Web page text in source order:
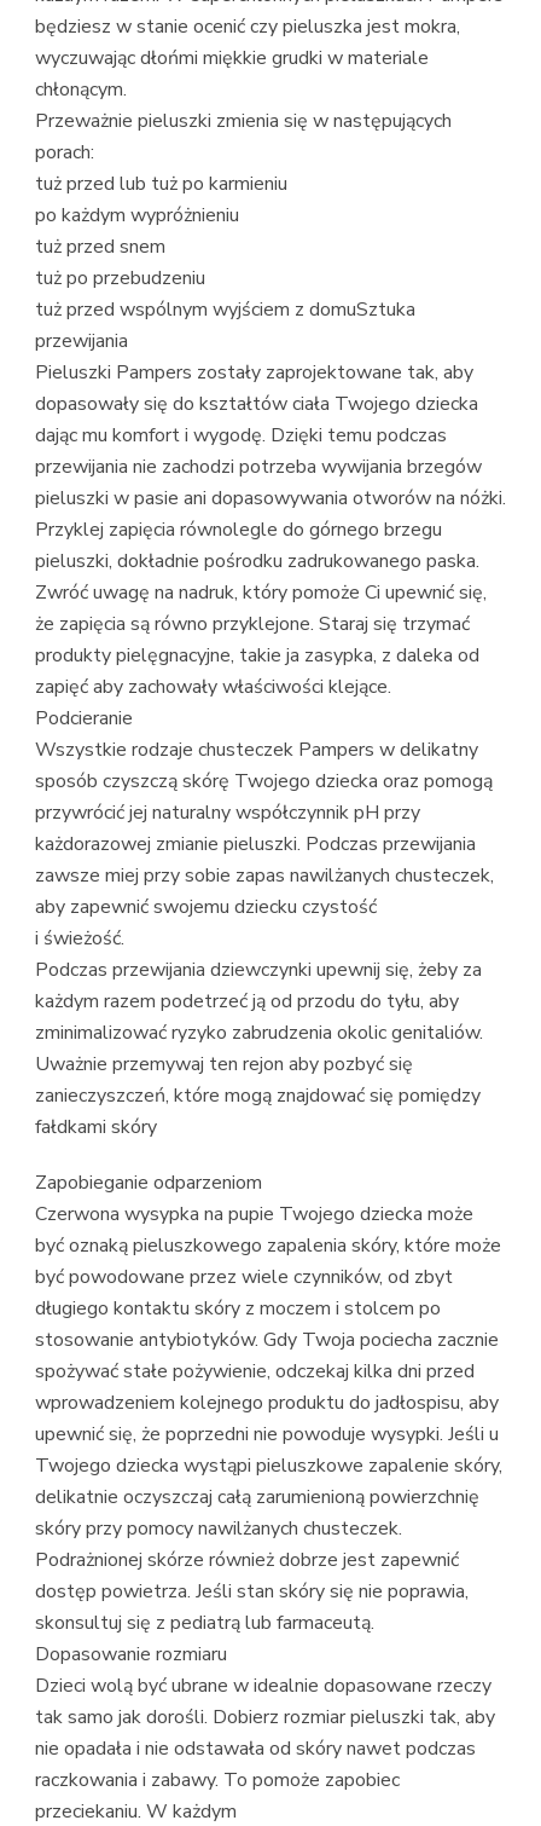
będziesz w stanie ocenić czy pieluszka jest mokra,
wyczuwając dłońmi miękkie grudki w materiale
chłonącym.
Przeważnie pieluszki zmienia się w następujących
porach:
tuż przed lub tuż po karmieniu
po każdym wypróżnieniu
tuż przed snem
tuż po przebudzeniu
tuż przed wspólnym wyjściem z domuSztuka
przewijania
Pieluszki Pampers zostały zaprojektowane tak, aby
dopasowały się do kształtów ciała Twojego dziecka
dając mu komfort i wygodę. Dzięki temu podczas
przewijania nie zachodzi potrzeba wywijania brzegów
pieluszki w pasie ani dopasowywania otworów na nóżki.
Przyklej zapięcia równolegle do górnego brzegu
pieluszki, dokładnie pośrodku zadrukowanego paska.
Zwróć uwagę na nadruk, który pomoże Ci upewnić się,
że zapięcia są równo przyklejone. Staraj się trzymać
produkty pielęgnacyjne, takie ja zasypka, z daleka od
zapięć aby zachowały właściwości klejące.
Podcieranie
Wszystkie rodzaje chusteczek Pampers w delikatny
sposób czyszczą skórę Twojego dziecka oraz pomogą
przywrócić jej naturalny współczynnik pH przy
każdorazowej zmianie pieluszki. Podczas przewijania
zawsze miej przy sobie zapas nawilżanych chusteczek,
aby zapewnić swojemu dziecku czystość
i świeżość.
Podczas przewijania dziewczynki upewnij się, żeby za
każdym razem podetrzeć ją od przodu do tyłu, aby
zminimalizować ryzyko zabrudzenia okolic genitaliów.
Uważnie przemywaj ten rejon aby pozbyć się
zanieczyszczeń, które mogą znajdować się pomiędzy
fałdkami skóry
Zapobieganie odparzeniom
Czerwona wysypka na pupie Twojego dziecka może
być oznaką pieluszkowego zapalenia skóry, które może
być powodowane przez wiele czynników, od zbyt
długiego kontaktu skóry z moczem i stolcem po
stosowanie antybiotyków. Gdy Twoja pociecha zacznie
spożywać stałe pożywienie, odczekaj kilka dni przed
wprowadzeniem kolejnego produktu do jadłospisu, aby
upewnić się, że poprzedni nie powoduje wysypki. Jeśli u
Twojego dziecka wystąpi pieluszkowe zapalenie skóry,
delikatnie oczyszczaj całą zarumienioną powierzchnię
skóry przy pomocy nawilżanych chusteczek.
Podrażnionej skórze również dobrze jest zapewnić
dostęp powietrza. Jeśli stan skóry się nie poprawia,
skonsultuj się z pediatrą lub farmaceutą.
Dopasowanie rozmiaru
Dzieci wolą być ubrane w idealnie dopasowane rzeczy
tak samo jak dorośli. Dobierz rozmiar pieluszki tak, aby
nie opadała i nie odstawała od skóry nawet podczas
raczkowania i zabawy. To pomoże zapobiec
przeciekaniu. W każdym